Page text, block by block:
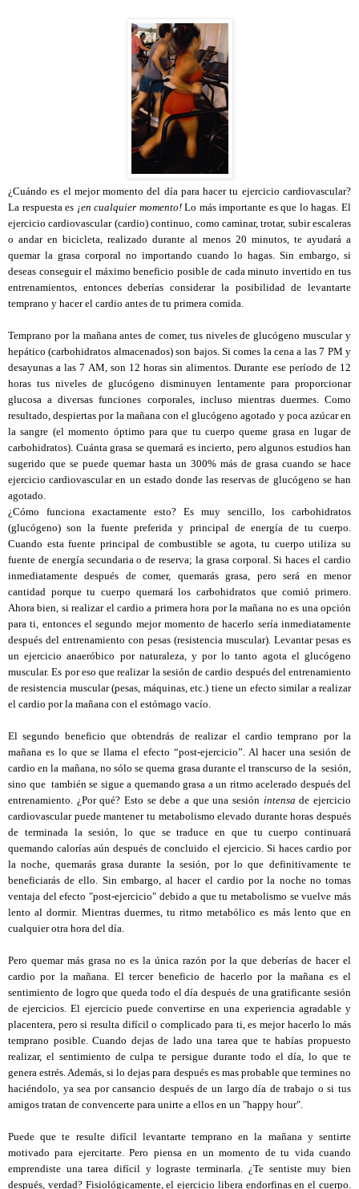
¿Cuándo es el mejor momento del día para hacer tu ejercicio cardiovascular?
La respuesta es ¡en cualquier momento!Lo más importante es que lo hagas. El
ejercicio cardiovascular (cardio) continuo, como caminar, trotar, subir escaleras
o andar en bicicleta, realizado durante al menos 20 minutos, te ayudará a
quemar la grasa corporal no importando cuando lo hagas. Sin embargo, si
deseas conseguir el máximo beneficio posible de cada minuto invertido en tus
entrenamientos, entonces deberías considerar la posibilidad de levantarte
temprano y hacer el cardio antes de tu primera comida.
Temprano por la mañana antes de comer, tus niveles de glucógeno muscular y
hepático (carbohidratos almacenados) son bajos. Si comes la cena a las 7 PM y
desayunas a las 7 AM, son 12 horas sin alimentos. Durante ese período de 12
horas tus niveles de glucógeno disminuyen lentamente para proporcionar
glucosa a diversas funciones corporales, incluso mientras duermes. Como
resultado, despiertas por la mañana con el glucógeno agotado y poca azúcar en
la sangre (el momento óptimo para que tu cuerpo queme grasa en lugar de
carbohidratos). Cuánta grasa se quemará es incierto, pero algunos estudios han
sugerido que se puede quemar hasta un 300% más de grasa cuando se hace
ejercicio cardiovascular en un estado donde las reservas de glucógeno se han
agotado.
¿Cómo funciona exactamente esto? Es muy sencillo, los carbohidratos
(glucógeno) son la fuente preferida y principal de energía de tu cuerpo.
Cuando esta fuente principal de combustible se agota, tu cuerpo utiliza su
fuente de energía secundaria o de reserva; la grasa corporal. Si haces el cardio
inmediatamente después de comer, quemarás grasa, pero será en menor
cantidad porque tu cuerpo quemará los carbohidratos que comió primero.
Ahora bien, si realizar el cardio a primera hora por la mañana no es una opción
para ti, entonces el segundo mejor momento de hacerlo sería inmediatamente
después del entrenamiento con pesas (resistencia muscular). Levantar pesas es
un ejercicio anaeróbico por naturaleza, y por lo tanto agota el glucógeno
muscular. Es por eso que realizar la sesión de cardio después del entrenamiento
de resistencia muscular (pesas, máquinas, etc.) tiene un efecto similar a realizar
el cardio por la mañana con el estómago vacío.
El segundo beneficio que obtendrás de realizar el cardio temprano por la
mañana es lo que se llama el efecto “post-ejercicio”. Al hacer una sesión de
cardio en la mañana, no sólo se quema grasa durante el transcurso de la sesión,
sino que también se sigue a quemando grasa a un ritmo acelerado después del
entrenamiento. ¿Por qué? Esto se debe a que una sesión intensa de ejercicio
cardiovascular puede mantener tu metabolismo elevado durante horas después
de terminada la sesión, lo que se traduce en que tu cuerpo continuará
quemando calorías aún después de concluido el ejercicio. Si haces cardio por
la noche, quemarás grasa durante la sesión, por lo que definitivamente te
beneficiarás de ello. Sin embargo, al hacer el cardio por la noche no tomas
ventaja del efecto "post-ejercicio" debido a que tu metabolismo se vuelve más
lento al dormir. Mientras duermes, tu ritmo metabólico es más lento que en
cualquier otra hora del día.
Pero quemar más grasa no es la única razón por la que deberías de hacer el
cardio por la mañana. El tercer beneficio de hacerlo por la mañana es el
sentimiento de logro que queda todo el día después de una gratificante sesión
de ejercicios. El ejercicio puede convertirse en una experiencia agradable y
placentera, pero si resulta difícil o complicado para ti, es mejor hacerlo lo más
temprano posible. Cuando dejas de lado una tarea que te habías propuesto
realizar, el sentimiento de culpa te persigue durante todo el día, lo que te
genera estrés. Además, si lo dejas para después es mas probable que termines no
haciéndolo, ya sea por cansancio después de un largo día de trabajo o si tus
amigos tratan de convencerte para unirte a ellos en un "happy hour".
Puede que te resulte difícil levantarte temprano en la mañana y sentirte
motivado para ejercitarte. Pero piensa en un momento de tu vida cuando
emprendiste una tarea difícil y lograste terminarla. ¿Te sentiste muy bien
después, verdad? Fisiológicamente, el ejercicio libera endorfinas en el cuerpo.